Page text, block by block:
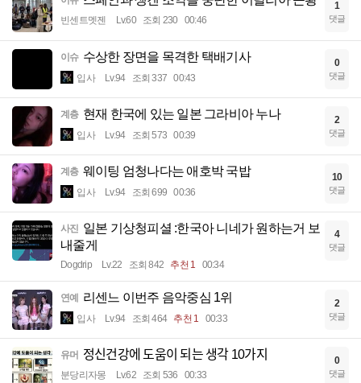
빈센트멧젠 Lv.60 조회 230 00:46
1
댓글
이슈 수상한 장면을 목격한 택배기사
입사 Lv.94 조회 337 00:43
0
댓글
계층 현재 한국에 있는 일본 그라비아 누나
입사 Lv.94 조회 573 00:39
2
댓글
계층 웨이팅 엄청나다는 애호박 국밥
입사 Lv.94 조회 699 00:36
10
댓글
사진 일본 기상청피셜 :한국아 니네가 원하는거 보
내줄게
Dogdrip Lv.22 조회 842 추천 1 00:34
4
댓글
연예 리센느 이번주 음악중심 1위
입사 Lv.94 조회 464 추천 1 00:33
2
댓글
유머 정신건강에 도움이 되는 생각 10가지
분당리자몽 Lv.62 조회 536 00:33
0
댓글